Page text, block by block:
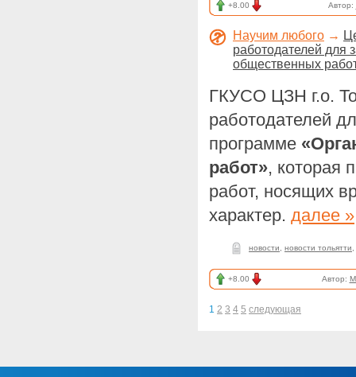
+8.00 Автор:
Научим любого →
работодателей для
общественных
ГКУСО ЦЗН г.о.
работодателей
программе
работ», которая
работ, носящих
характер. далее »
новости новости тольятти
+8.00 Автор:
1 2 3 4 5 следующая